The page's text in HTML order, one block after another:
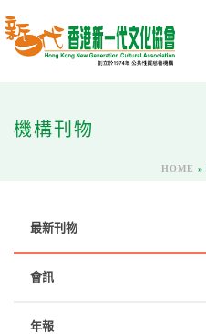
機構刊物
HOME »
最新刊物
會訊
年報